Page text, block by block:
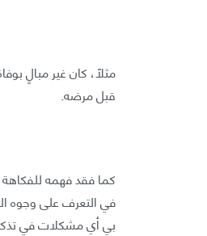
مثلًا، كان غير مبالٍ
قبل مرضه.
كما فقد فهمه
في التعرف على وجوه
بي أي مشكلات في تذكر